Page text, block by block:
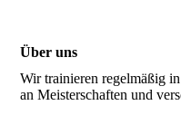
Über uns
Wir trainieren regelmäßig
an Meisterschaften und